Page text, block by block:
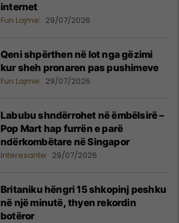
internet
Fun Lajme 29/07/2026
Qeni shpërthen në lot nga gëzimi
kur sheh pronaren pas pushimeve
Fun Lajme 29/07/2026
Labubu shndërrohet në ëmbëlsirë –
Pop Mart hap furrën e parë
ndërkombëtare në Singapor
Interesante 29/07/2026
Britaniku hëngri 15 shkopinj peshku
në një minutë, thyen rekordin
botëror